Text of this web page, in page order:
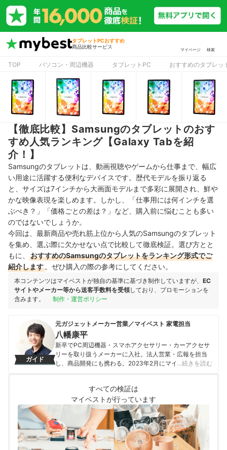
タブレットPCおすすめ
商品比較サービス
マイページ 検索
TOP パソコン・周辺機器 タブレットPC おすすめのタブレッ
【徹底比較】Samsungのタブレットのおす
すめ人気ランキング【Galaxy Tabを紹
介！】
Samsungのタブレットは、動画視聴やゲームから仕事まで、幅広
い用途に活躍する便利なデバイスです。歴代モデルを振り返る
と、サイズは7インチから大画面モデルまで多彩に展開され、鮮や
かな映像表現を楽しめます。しかし、「仕事用には何インチを選
ぶべき？」「価格ごとの差は？」など、購入前に悩むことも多い
のではないでしょうか。
今回は、最新商品や売れ筋上位から人気のSamsungのタブレット
を集め、選ぶ際に欠かせない点で比較して徹底検証。選び方とと
もに、
おすすめのSamsungのタブレットをランキング形式でご
紹介します 。ぜひ購入の際の参考にしてください。
本コンテンツはマイベストが独自の基準に基づき制作していますが、 EC
サイトやメーカー等から送客手数料を受領しており、プロモーションを
含みます。
制作・運営ポリシー
ガイド
元ガジェットメーカー営業／マイベスト 家電担当
八幡康平
新卒でPC周辺機器・スマホアクセサリー・カーアクセサ
リーを取り扱うメーカーに入社。法人営業・広報を担当
し、商品開発にも携わる。2023年2月にマイベストに入
家電を中心に幅広いジャンルのコンテンツ制作に携わ
る。「専門性をもとにした調査・検証を通じ、一人ひと
りに合った選択肢を分かりやすく提案すること」を心が
けて、コンテンツ制作を行っている。
八幡康平のプロフィール
…続きを読む
すべての検証は
マイベストが行っています